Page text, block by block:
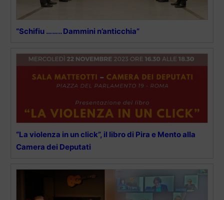
“Schifiu …….. Dammini n’anticchia”
“La violenza in un click”, il libro di Pira e Mento alla
Camera dei Deputati